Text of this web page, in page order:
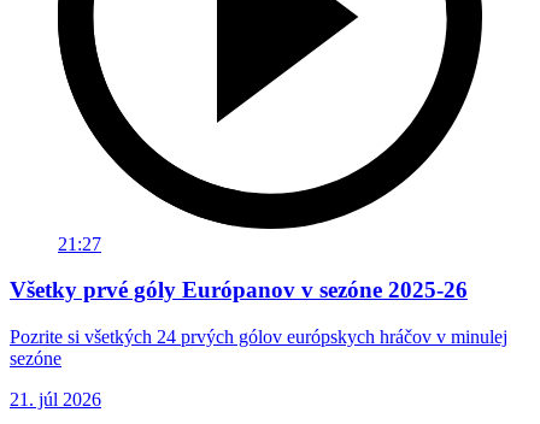
21:27
Všetky prvé góly Európanov v sezóne 2025-26
Pozrite si všetkých 24 prvých gólov európskych hráčov v minulej
sezóne
21. júl 2026